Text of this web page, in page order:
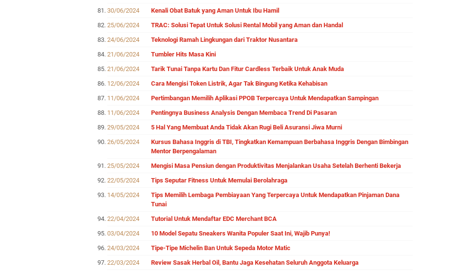
30/06/2024
Kenali Obat Batuk yang Aman Untuk Ibu Hamil
25/06/2024
TRAC: Solusi Tepat Untuk Solusi Rental Mobil yang Aman dan Handal
24/06/2024
Teknologi Ramah Lingkungan dari Traktor Nusantara
21/06/2024
Tumbler Hits Masa Kini
21/06/2024
Tarik Tunai Tanpa Kartu Dan Fitur Cardless Terbaik Untuk Anak Muda
12/06/2024
Cara Mengisi Token Listrik, Agar Tak Bingung Ketika Kehabisan
11/06/2024
Pertimbangan Memilih Aplikasi PPOB Terpercaya Untuk Mendapatkan Sampingan
11/06/2024
Pentingnya Business Analysis Dengan Membaca Trend Di Pasaran
29/05/2024
5 Hal Yang Membuat Anda Tidak Akan Rugi Beli Asuransi Jiwa Murni
26/05/2024
Kursus Bahasa Inggris di TBI, Tingkatkan Kemampuan Berbahasa Inggris Dengan Bimbingan
Mentor Berpengalaman
25/05/2024
Mengisi Masa Pensiun dengan Produktivitas Menjalankan Usaha Setelah Berhenti Bekerja
22/05/2024
Tips Seputar Fitness Untuk Memulai Berolahraga
14/05/2024
Tips Memilih Lembaga Pembiayaan Yang Terpercaya Untuk Mendapatkan Pinjaman Dana
Tunai
22/04/2024
Tutorial Untuk Mendaftar EDC Merchant BCA
03/04/2024
10 Model Sepatu Sneakers Wanita Populer Saat Ini, Wajib Punya!
24/03/2024
Tipe-Tipe Michelin Ban Untuk Sepeda Motor Matic
22/03/2024
Review Sasak Herbal Oil, Bantu Jaga Kesehatan Seluruh Anggota Keluarga